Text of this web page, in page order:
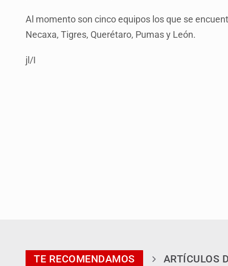
Al momento son cinco equipos los que se
Necaxa, Tigres, Querétaro, Pumas y León.
jl/I
TE RECOMENDAMOS ARTÍCULOS